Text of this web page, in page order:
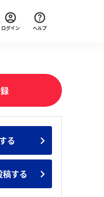
ンターン人気企業ランキ
ト一覧
ログイン ヘルプ
る
稿する